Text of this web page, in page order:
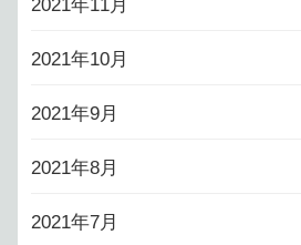
2021年11月
2021年10月
2021年9月
2021年8月
2021年7月